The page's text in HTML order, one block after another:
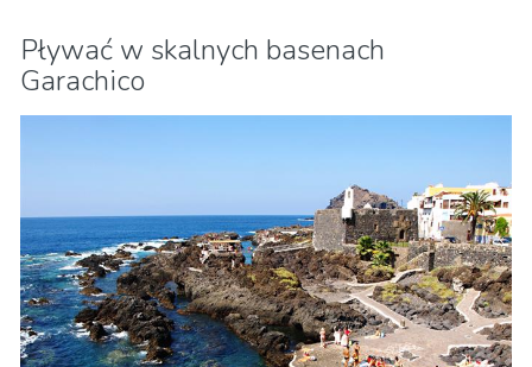
Pływać w skalnych basenach
Garachico